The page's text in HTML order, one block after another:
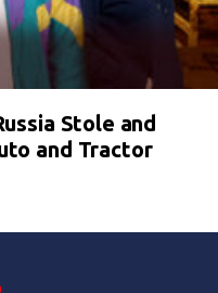
Stole and
and Tractor